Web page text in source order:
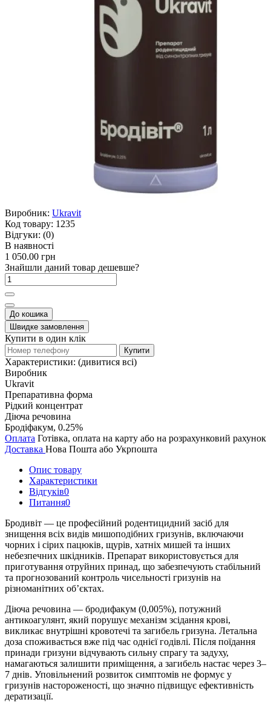
Виробник: Ukravit
Код товару: 1235
Відгуки: (0)
В наявності
1 050.00 грн
Знайшли даний товар дешевше?
До кошика
Швидке замовлення
Купити в один клік
Купити
Характеристики: (дивитися всі)
Виробник
Ukravit
Препаративна форма
Рідкий концентрат
Діюча речовина
Бродіфакум, 0.25%
Оплата Готівка, оплата на карту або на розрахунковий рахунок
Доставка Нова Пошта або Укрпошта
Опис товару
Характеристики
Відгуків0
Питання0
Бродивіт — це професійний родентицидний засіб для
знищення всіх видів мишоподібних гризунів, включаючи
чорних і сірих пацюків, щурів, хатніх мишей та інших
небезпечних шкідників. Препарат використовується для
приготування отруйних принад, що забезпечують стабільний
та прогнозований контроль чисельності гризунів на
різноманітних об’єктах.
Діюча речовина — бродифакум (0,005%), потужний
антикоагулянт, який порушує механізм зсідання крові,
викликає внутрішні кровотечі та загибель гризуна. Летальна
доза споживається вже під час однієї годівлі. Після поїдання
принади гризуни відчувають сильну спрагу та задуху,
намагаються залишити приміщення, а загибель настає через 3–
7 днів. Уповільнений розвиток симптомів не формує у
гризунів настороженості, що значно підвищує ефективність
дератизації.